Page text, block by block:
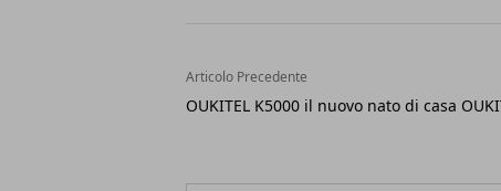
Articolo Precedente
OUKITEL K5000 il nuovo nato di casa